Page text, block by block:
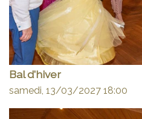
Bal d'hiver
samedi, 13/03/2027 18:00